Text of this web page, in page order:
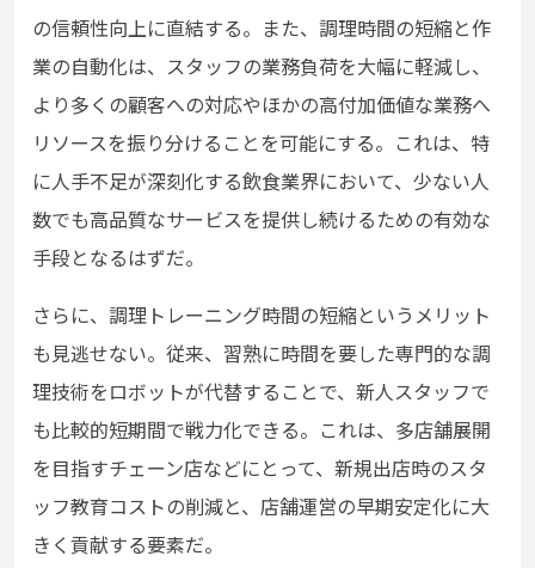
の信頼性向上に直結する。また、調理時間の短縮と作
業の自動化は、スタッフの業務負荷を大幅に軽減し、
より多くの顧客への対応やほかの高付加価値な業務へ
リソースを振り分けることを可能にする。これは、特
に人手不足が深刻化する飲食業界において、少ない人
数でも高品質なサービスを提供し続けるための有効な
手段となるはずだ。
さらに、調理トレーニング時間の短縮というメリット
も見逃せない。従来、習熟に時間を要した専門的な調
理技術をロボットが代替することで、新人スタッフで
も比較的短期間で戦力化できる。これは、多店舗展開
を目指すチェーン店などにとって、新規出店時のスタ
ッフ教育コストの削減と、店舗運営の早期安定化に大
きく貢献する要素だ。